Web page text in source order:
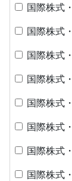
国際株式
国際株式
国際株式
国際株式
国際株式
国際株式
国際株式
国際株式